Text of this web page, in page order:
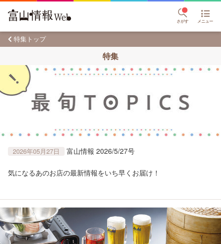
さがす メニュー
特集トップ
特集
2026年05月27日 富山情報 2026/5/27号
気になるあのお店の最新情報をいち早くお届け！